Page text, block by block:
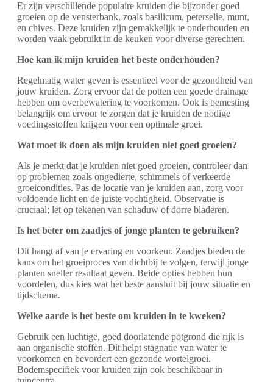
Er zijn verschillende populaire kruiden die bijzonder goed
groeien op de vensterbank, zoals basilicum, peterselie, munt,
en chives. Deze kruiden zijn gemakkelijk te onderhouden en
worden vaak gebruikt in de keuken voor diverse gerechten.
Hoe kan ik mijn kruiden het beste onderhouden?
Regelmatig water geven is essentieel voor de gezondheid van
jouw kruiden. Zorg ervoor dat de potten een goede drainage
hebben om overbewatering te voorkomen. Ook is bemesting
belangrijk om ervoor te zorgen dat je kruiden de nodige
voedingsstoffen krijgen voor een optimale groei.
Wat moet ik doen als mijn kruiden niet goed groeien?
Als je merkt dat je kruiden niet goed groeien, controleer dan
op problemen zoals ongedierte, schimmels of verkeerde
groeicondities. Pas de locatie van je kruiden aan, zorg voor
voldoende licht en de juiste vochtigheid. Observatie is
cruciaal; let op tekenen van schaduw of dorre bladeren.
Is het beter om zaadjes of jonge planten te gebruiken?
Dit hangt af van je ervaring en voorkeur. Zaadjes bieden de
kans om het groeiproces van dichtbij te volgen, terwijl jonge
planten sneller resultaat geven. Beide opties hebben hun
voordelen, dus kies wat het beste aansluit bij jouw situatie en
tijdschema.
Welke aarde is het beste om kruiden in te kweken?
Gebruik een luchtige, goed doorlatende potgrond die rijk is
aan organische stoffen. Dit helpt stagnatie van water te
voorkomen en bevordert een gezonde wortelgroei.
Bodemspecifiek voor kruiden zijn ook beschikbaar in